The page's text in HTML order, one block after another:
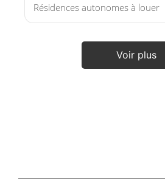
Résidences autonomes à louer
Voir plus